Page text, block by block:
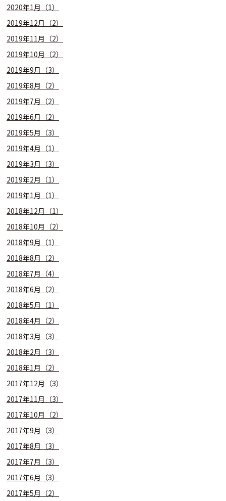
2020年1月（1）
2019年12月（2）
2019年11月（2）
2019年10月（2）
2019年9月（3）
2019年8月（2）
2019年7月（2）
2019年6月（2）
2019年5月（3）
2019年4月（1）
2019年3月（3）
2019年2月（1）
2019年1月（1）
2018年12月（1）
2018年10月（2）
2018年9月（1）
2018年8月（2）
2018年7月（4）
2018年6月（2）
2018年5月（1）
2018年4月（2）
2018年3月（3）
2018年2月（3）
2018年1月（2）
2017年12月（3）
2017年11月（3）
2017年10月（2）
2017年9月（3）
2017年8月（3）
2017年7月（3）
2017年6月（3）
2017年5月（2）